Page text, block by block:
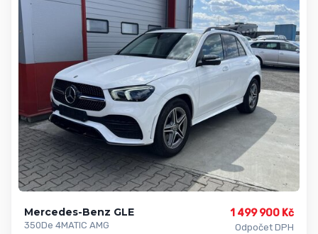
Mercedes-Benz GLE
350De 4MATIC AMG
1 499 900 Kč
Odpočet DPH